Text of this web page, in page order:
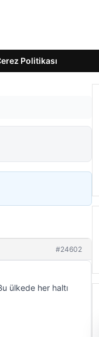
Politikası
#24602
ülkede her haltı